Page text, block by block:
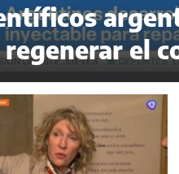
regenerar el